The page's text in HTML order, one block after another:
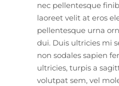
nec pellentesque
laoreet velit at eros
pellentesque urna
dui. Duis ultricies mi
non sodales sapien
ultricies, turpis a
volutpat sem, vel